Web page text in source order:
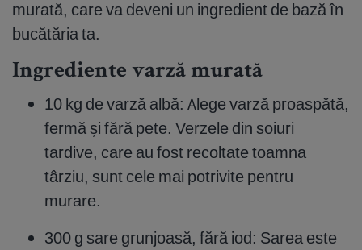
murată, care va deveni un ingredient de bază în
bucătăria ta.
Ingrediente varză murată
10 kg de varză albă: Alege varză proaspătă,
fermă și fără pete. Verzele din soiuri
tardive, care au fost recoltate toamna
târziu, sunt cele mai potrivite pentru
murare.
300 g sare grunjoasă, fără iod: Sarea este